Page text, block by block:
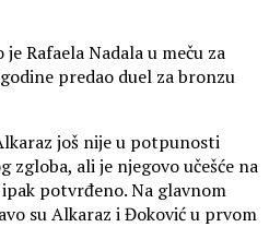
Rafaela Nadala u meču za
predao duel za bronzu
još nije u potpunosti
zgloba, ali je njegovo učešće na
potvrđeno. Na glavnom
su Alkaraz i Đoković u prvom